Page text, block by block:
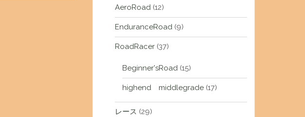
AeroRoad (12)
EnduranceRoad (9)
RoadRacer (37)
Beginner'sRoad (15)
highend middlegrade (17)
レース (29)